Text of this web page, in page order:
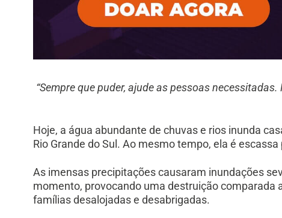
“Sempre que puder, ajude as pessoas
Hoje, a água abundante de chuvas e rios inunda
Rio Grande do Sul. Ao mesmo tempo, ela é
As imensas precipitações causaram inundações
momento, provocando uma destruição comparada
famílias desalojadas e desabrigadas.